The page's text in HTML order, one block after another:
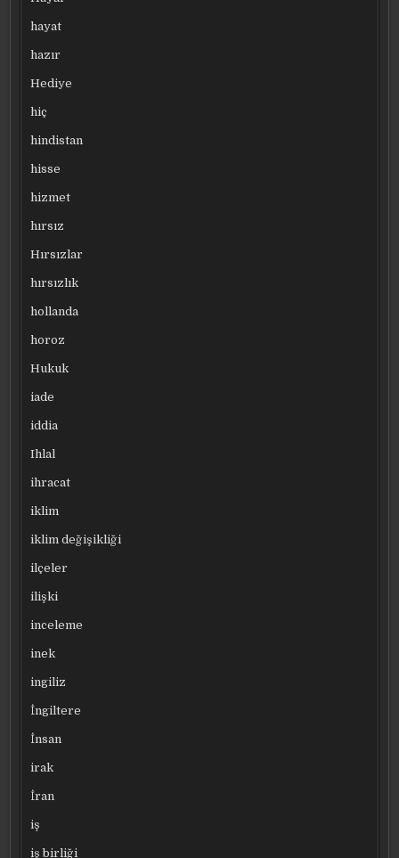
hayat
hazır
Hediye
hiç
hindistan
hisse
hizmet
hırsız
Hırsızlar
hırsızlık
hollanda
horoz
Hukuk
iade
iddia
Ihlal
ihracat
iklim
iklim değişikliği
ilçeler
ilişki
inceleme
inek
ingiliz
İngiltere
İnsan
irak
İran
iş
iş birliği